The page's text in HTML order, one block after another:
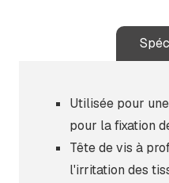
Utilisée pour
pour la fixation
Tête de vis à
l'irritation des